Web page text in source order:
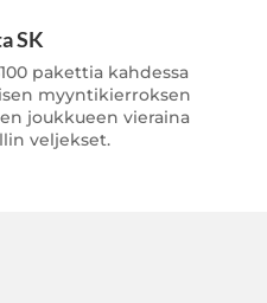
SK
pakettia kahdessa
myyntikierroksen
joukkueen vieraina
veljekset.